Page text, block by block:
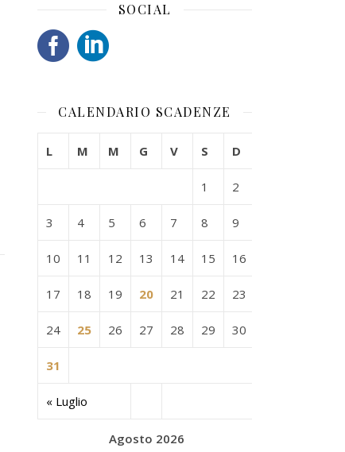
SOCIAL
CALENDARIO SCADENZE
Agosto 2026
L M M G V S D
« Luglio
1 2
3 4 5 6 7 8 9
10 11 12 13 14 15 16
17 18 19 20 21 22 23
24 25 26 27 28 29 30
31